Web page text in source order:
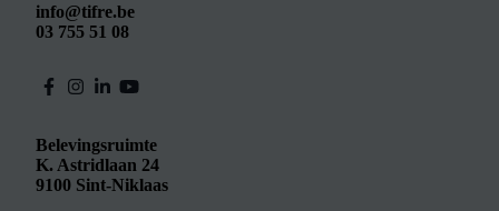
info@tifre.be
03 755 51 08
Belevingsruimte
K. Astridlaan 24
9100 Sint-Niklaas